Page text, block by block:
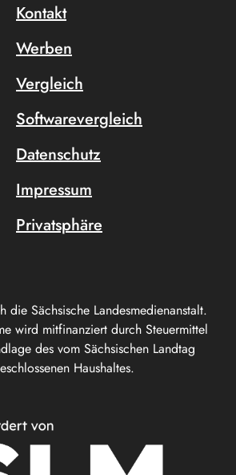
die Sächsische Landesmedienanstalt.
wird mitfinanziert durch Steuermittel
des vom Sächsischen Landtag
Haushaltes.
Kontakt
Werben
Vergleich
Softwarevergleich
Datenschutz
Impressum
Privatsphäre